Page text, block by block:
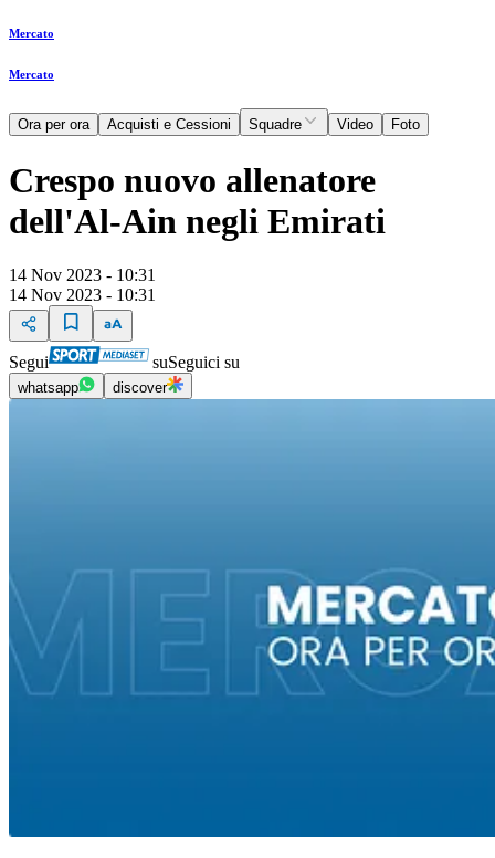
Mercato
Mercato
Ora per ora Acquisti e Cessioni Squadre Video Foto
Crespo nuovo allenatore
dell'Al-Ain negli Emirati
14 Nov 2023 - 10:31
14 Nov 2023 - 10:31
Segui suSeguici su
whatsapp discover